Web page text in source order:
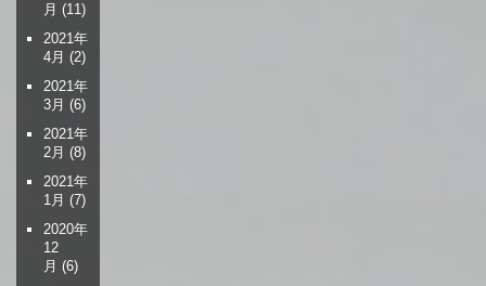
月 (11)
2021年
4月 (2)
2021年
3月 (6)
2021年
2月 (8)
2021年
1月 (7)
2020年
12
月 (6)